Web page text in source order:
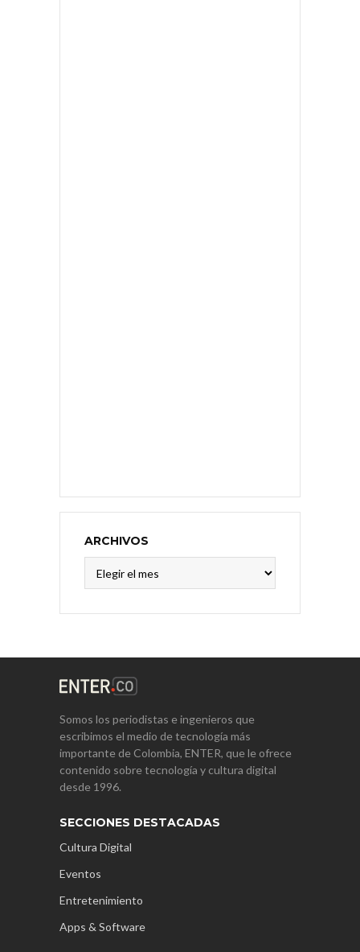
ARCHIVOS
Somos los periodistas e ingenieros que
escribimos el medio de tecnología más
importante de Colombia, ENTER, que le ofrece
contenido sobre tecnología y cultura digital
desde 1996.
SECCIONES DESTACADAS
Cultura Digital
Eventos
Entretenimiento
Apps & Software